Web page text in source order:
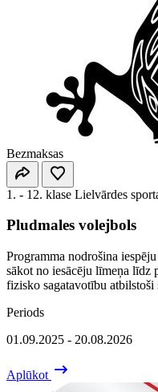
Bezmaksas
1. - 12. klase Lielvārdes
Pludmales volejbols
Programma nodrošina
sākot no iesācēju līmeņa līdz
fizisko sagatavotību atbilstoši
Periods
01.09.2025 - 20.08.2026
Aplūkot